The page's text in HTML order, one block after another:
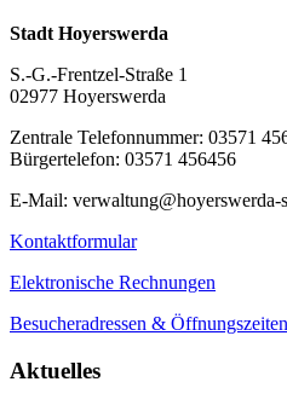
Stadt Hoyerswerda
S.-G.-Frentzel-Straße 1
02977 Hoyerswerda
Zentrale Telefonnummer: 03571
Bürgertelefon: 03571 456456
E-Mail: verwaltung@hoyerswerda-
Kontaktformular
Elektronische Rechnungen
Besucheradressen & Öffnungszeiten
Aktuelles